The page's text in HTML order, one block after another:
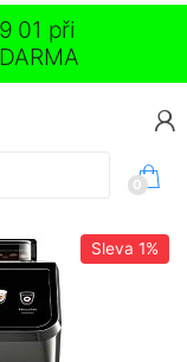
01 při
0
Sleva 1%